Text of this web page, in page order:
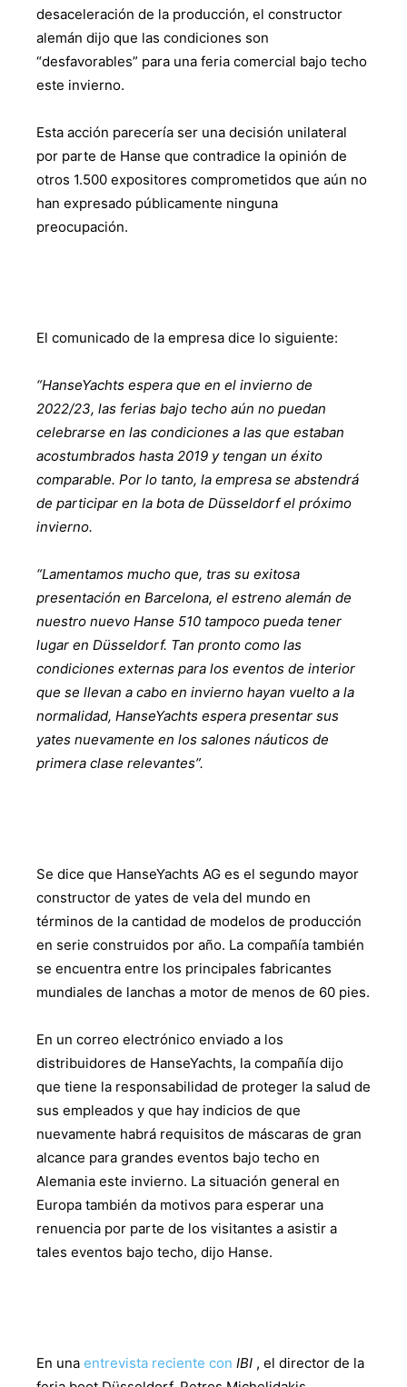
desaceleración de la producción, el constructor
alemán dijo que las condiciones son
“desfavorables” para una feria comercial bajo techo
este invierno.
Esta acción parecería ser una decisión unilateral
por parte de Hanse que contradice la opinión de
otros 1.500 expositores comprometidos que aún no
han expresado públicamente ninguna
preocupación.
El comunicado de la empresa dice lo siguiente:
“HanseYachts espera que en el invierno de
2022/23, las ferias bajo techo aún no puedan
celebrarse en las condiciones a las que estaban
acostumbrados hasta 2019 y tengan un éxito
comparable. Por lo tanto, la empresa se abstendrá
de participar en la bota de Düsseldorf el próximo
invierno.
“Lamentamos mucho que, tras su exitosa
presentación en Barcelona, ​​el estreno alemán de
nuestro nuevo Hanse 510 tampoco pueda tener
lugar en Düsseldorf. Tan pronto como las
condiciones externas para los eventos de interior
que se llevan a cabo en invierno hayan vuelto a la
normalidad, HanseYachts espera presentar sus
yates nuevamente en los salones náuticos de
primera clase relevantes”.
Se dice que HanseYachts AG es el segundo mayor
constructor de yates de vela del mundo en
términos de la cantidad de modelos de producción
en serie construidos por año. La compañía también
se encuentra entre los principales fabricantes
mundiales de lanchas a motor de menos de 60 pies.
En un correo electrónico enviado a los
distribuidores de HanseYachts, la compañía dijo
que tiene la responsabilidad de proteger la salud de
sus empleados y que hay indicios de que
nuevamente habrá requisitos de máscaras de gran
alcance para grandes eventos bajo techo en
Alemania este invierno. La situación general en
Europa también da motivos para esperar una
renuencia por parte de los visitantes a asistir a
tales eventos bajo techo, dijo Hanse.
En una entrevista reciente con IBI , el director de la